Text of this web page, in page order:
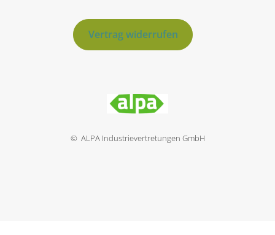
Vertrag widerrufen
© ALPA Industrievertretungen GmbH